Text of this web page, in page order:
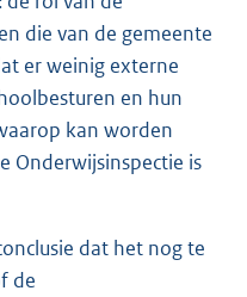
die van de gemeente
er weinig externe
en hun
kan worden
Onderwijsinspectie is
dat het nog te
de